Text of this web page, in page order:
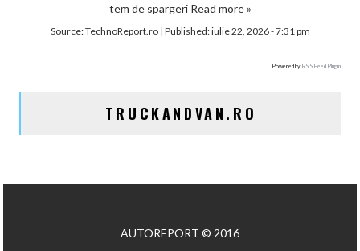
tem de spargeri Read more »
Source:TechnoReport.ro| Published:iulie 22, 2026 - 7:31 pm
Powered by RSS Feed Plugin
TRUCKANDVAN.RO
AUTOREPORT © 2016